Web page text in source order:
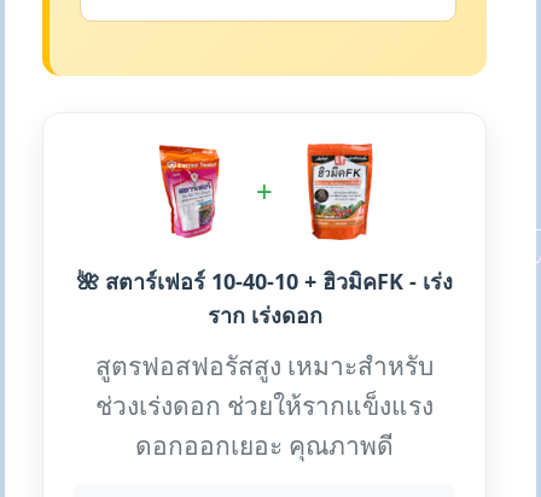
+
🌺 สตาร์เฟอร์ 10-40-10 + ฮิวมิคFK - เร่ง
ราก เร่งดอก
สูตรฟอสฟอรัสสูง เหมาะสำหรับ
ช่วงเร่งดอก ช่วยให้รากแข็งแรง
ดอกออกเยอะ คุณภาพดี